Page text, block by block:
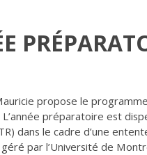
propose le
préparatoire est
dans le cadre d’une
par l’Université de